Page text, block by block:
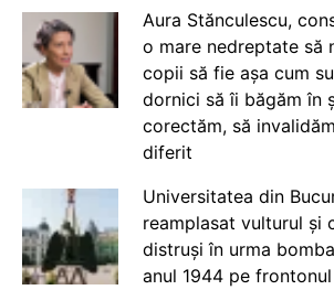
Aura Stănculescu,
o mare nedreptate să
copii să fie așa cum
dornici să îi băgăm în
corectăm, să
diferit
Universitatea din
reamplasat vulturul și
distruși în urma
anul 1944 pe